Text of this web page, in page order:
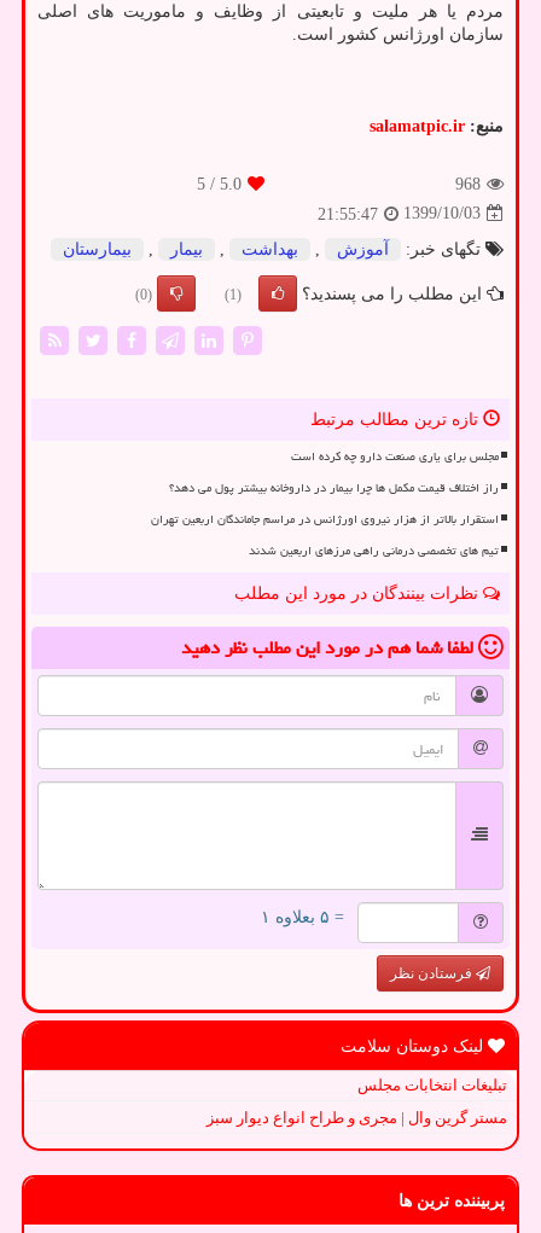
مردم یا هر ملیت و تابعیتی از وظایف و ماموریت های اصلی
سازمان اورژانس کشور است.
منبع: salamatpic.ir
968
5.0
/ 5
1399/10/03
21:55:47
تگهای خبر:
آموزش , بهداشت , بیمار , بیمارستان
این مطلب را می پسندید؟ (1)
(0)
تازه ترین مطالب مرتبط
مجلس برای یاری صنعت دارو چه کرده است
راز اختلاف قیمت مکمل ها چرا بیمار در داروخانه بیشتر پول می دهد؟
استقرار بالاتر از هزار نیروی اورژانس در مراسم جاماندگان اربعین تهران
تیم های تخصصی درمانی راهی مرزهای اربعین شدند
نظرات بینندگان در مورد این مطلب
لطفا شما همدر مورد این مطلبنظر دهید
= ۵ بعلاوه ۱
فرستادن نظر
لینک دوستان سلامت
تبلیغات انتخابات مجلس
مستر گرین وال | مجری و طراح انواع دیوار سبز
پربیننده ترین ها